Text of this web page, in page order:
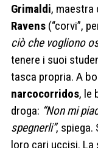
Grimaldi, maestra
Ravens (“corvi”,
ciò che vogliono
tenere i suoi
tasca propria. A
narcocorridos, le
droga: “Non mi
spegnerli”, spiega.
loro cari uccisi. La